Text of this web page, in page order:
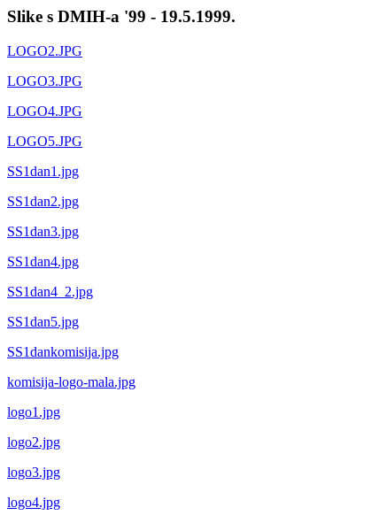
Slike s DMIH-a '99 - 19.5.1999.
LOGO2.JPG
LOGO3.JPG
LOGO4.JPG
LOGO5.JPG
SS1dan1.jpg
SS1dan2.jpg
SS1dan3.jpg
SS1dan4.jpg
SS1dan4_2.jpg
SS1dan5.jpg
SS1dankomisija.jpg
komisija-logo-mala.jpg
logo1.jpg
logo2.jpg
logo3.jpg
logo4.jpg